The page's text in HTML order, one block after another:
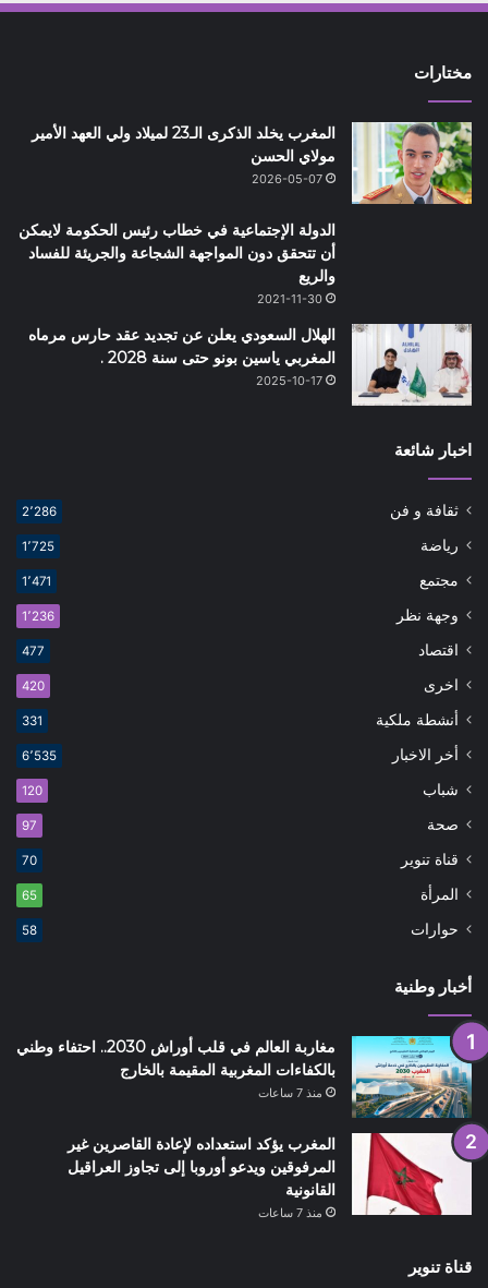
مختارات
المغرب يخلد الذكرى الـ23 لميلاد ولي العهد الأمير
مولاي الحسن
2026-05-07
الدولة الإجتماعية في خطاب رئيس الحكومة لايمكن
أن تتحقق دون المواجهة الشجاعة والجريئة للفساد
والريع
2021-11-30
الهلال السعودي يعلن عن تجديد عقد حارس مرماه
المغربي ياسين بونو حتى سنة 2028 .
2025-10-17
اخبار شائعة
ثقافة و فن 2٬286
رياضة 1٬725
مجتمع 1٬471
وجهة نظر 1٬236
اقتصاد 477
اخرى 420
أنشطة ملكية 331
أخر الاخبار 6٬535
شباب 120
صحة 97
قناة تنوير 70
المرأة 65
حوارات 58
أخبار وطنية
مغاربة العالم في قلب أوراش 2030.. احتفاء وطني
بالكفاءات المغربية المقيمة بالخارج
منذ 7 ساعات
المغرب يؤكد استعداده لإعادة القاصرين غير
المرفوقين ويدعو أوروبا إلى تجاوز العراقيل
القانونية
منذ 7 ساعات
قناة تنوير